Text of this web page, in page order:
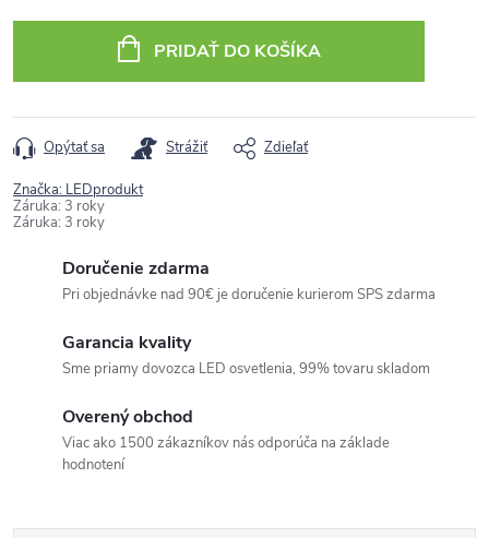
cena:
PRIDAŤ DO KOŠÍKA
Opýtať sa Strážiť Zdieľať
Značka: LEDprodukt
Záruka: 3 roky
Záruka: 3 roky
Doručenie zdarma
Pri objednávke nad 90€ je doručenie kurierom SPS zdarma
Garancia kvality
Sme priamy dovozca LED osvetlenia, 99% tovaru skladom
Overený obchod
Viac ako 1500 zákazníkov nás odporúča na základe
hodnotení